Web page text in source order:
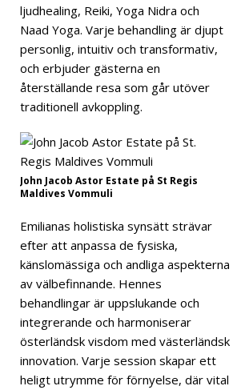
Kaaf
Islan
rt
duce
rar
inclu
sive
ljudhealing, Reiki, Yoga Nidra och
Naad Yoga. Varje behandling är djupt
personlig, intuitiv och transformativ,
och erbjuder gästerna en
återställande resa som går utöver
traditionell avkoppling.
John Jacob Astor Estate på St Regis
Maldives Vommuli
Emilianas holistiska synsätt strävar
efter att anpassa de fysiska,
känslomässiga och andliga aspekterna
av välbefinnande. Hennes
behandlingar är uppslukande och
integrerande och harmoniserar
österländsk visdom med västerländsk
innovation. Varje session skapar ett
heligt utrymme för förnyelse, där vital